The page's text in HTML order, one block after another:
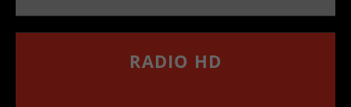
RADIO HD